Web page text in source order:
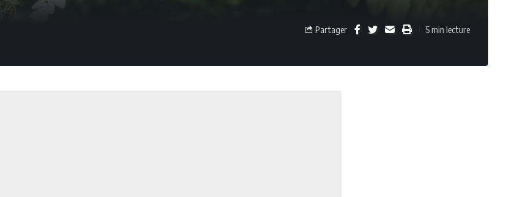
Partager 5 min lecture